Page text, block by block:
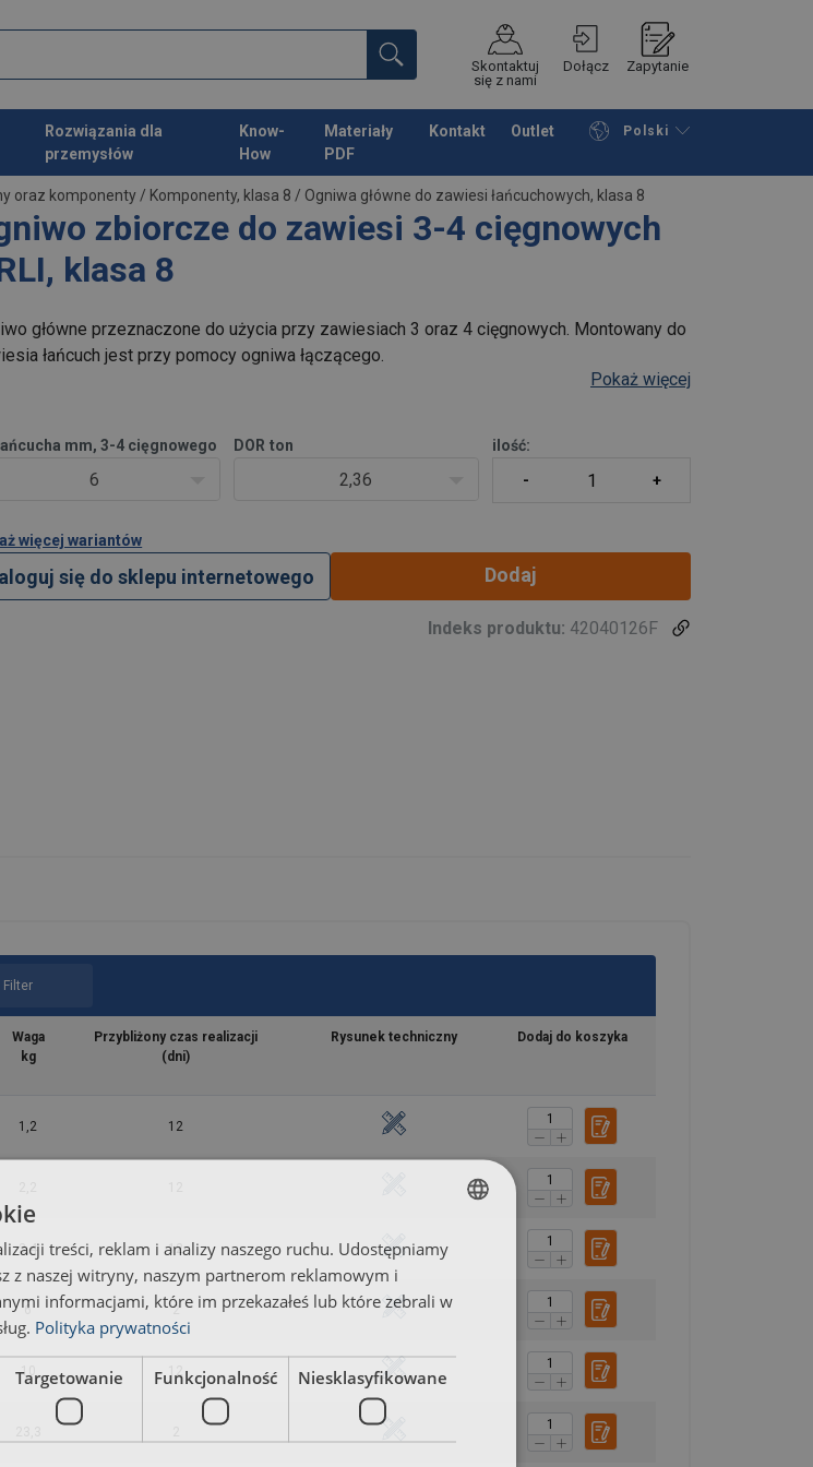
Skontaktuj
się z nami
Dołącz Zapytanie
Rozwiązania dla
przemysłów
Know-
How
Materiały
PDF
Kontakt Outlet Polski
Przeglądaj katalog Podsumowanie
oraz komponenty / Komponenty, klasa 8 / Ogniwa główne do zawiesi łańcuchowych, klasa 8
zbiorcze do zawiesi 3-4 cięgnowych
klasa 8
główne przeznaczone do użycia przy zawiesiach 3 oraz 4 cięgnowych. Montowany do
łańcuch jest przy pomocy ogniwa łączącego.
Pokaż więcej
mm, 3-4 cięgnowego
6
DOR ton
2,36
ilość:
więcej wariantów
się do sklepu internetowego Dodaj
Indeks produktu: 42040126F
Filter
Waga
kg
Przybliżony czas realizacji
(dni)
Rysunek techniczny Dodaj do koszyka
1,2 12
3,4 12
6 2
10
POLISH
ENGLISH TRANSLATION
treści, reklam i analizy naszego ruchu. Udostępniamy
z naszej witryny, naszym partnerom reklamowym i
informacjami, które im przekazałeś lub które zebrali w
Polityka prywatności
Targetowanie Funkcjonalność Niesklasyfikowane